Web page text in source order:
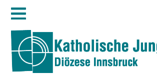
Zum
Inhalt